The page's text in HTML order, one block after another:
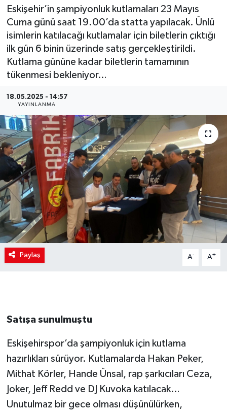
Eskişehir’in şampiyonluk kutlamaları 23 Mayıs
Cuma günü saat 19.00’da statta yapılacak. Ünlü
isimlerin katılacağı kutlamalar için biletlerin çıktığı
ilk gün 6 binin üzerinde satış gerçekleştirildi.
Kutlama gününe kadar biletlerin tamamının
tükenmesi bekleniyor…
18.05.2025 - 14:57
YAYINLANMA
Paylaş A- A+
Satışa sunulmuştu
Eskişehirspor’da şampiyonluk için kutlama
hazırlıkları sürüyor. Kutlamalarda Hakan Peker,
Mithat Körler, Hande Ünsal, rap şarkıcıları Ceza,
Joker, Jeff Redd ve DJ Kuvoka katılacak…
Unutulmaz bir gece olması düşünülürken,